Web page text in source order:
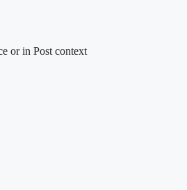
or in Post context